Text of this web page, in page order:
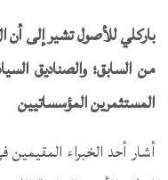
باركلي للأصول تشير إلى
من السابق؛ والصناديق
المستثمرين المؤسساتيين
أشار أحد الخبراء